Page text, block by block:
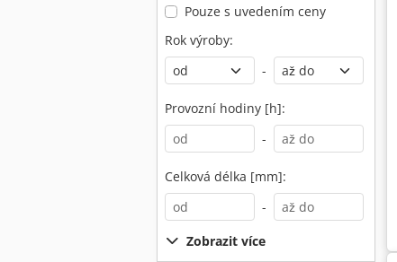
Pouze s uvedením ceny
Rok výroby:
-
Provozní hodiny [h]:
-
Celková délka [mm]:
-
Zobrazit více